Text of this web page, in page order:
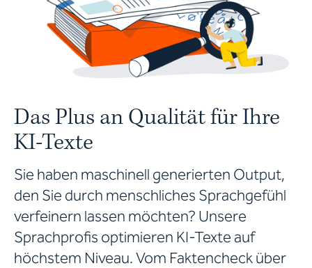
Das Plus an Qualität für Ihre
KI-Texte
Sie haben maschinell generierten Output,
den Sie durch menschliches Sprachgefühl
verfeinern lassen möchten? Unsere
Sprachprofis optimieren KI-Texte auf
höchstem Niveau. Vom Faktencheck über